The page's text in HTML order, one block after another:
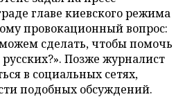
главе киевского режима
провокационный вопрос:
сделать, чтобы помочь
Позже журналист
в социальных сетях,
подобных обсуждений.